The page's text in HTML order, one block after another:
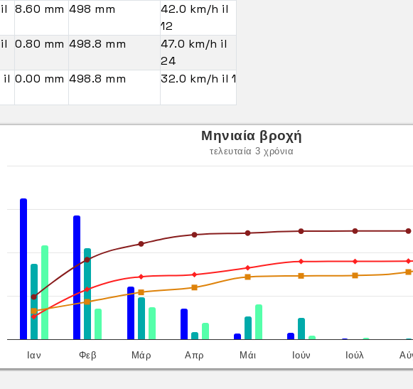
il 8.60 mm 498 mm
42.0 km/h il
12
il 0.80 mm 498.8 mm
47.0 km/h il
24
il 0.00 mm 498.8 mm 32.0 km/h il 1
Μηνιαία βροχή
τελευταία 3 χρόνια
Ιαν Φεβ Μάρ Απρ Μάι Ιούν Ιούλ